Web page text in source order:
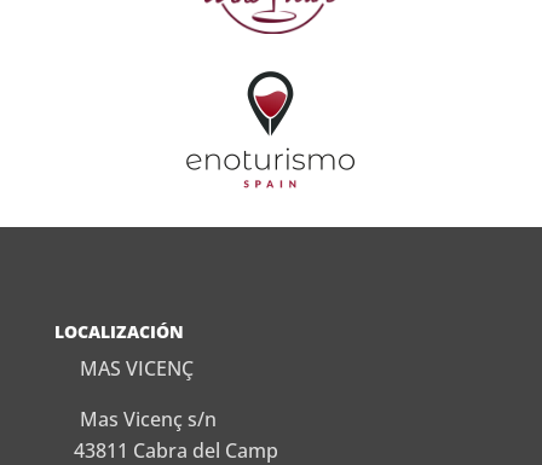
LOCALIZACIÓN
MAS VICENÇ
Mas Vicenç s/n
43811 Cabra del Camp